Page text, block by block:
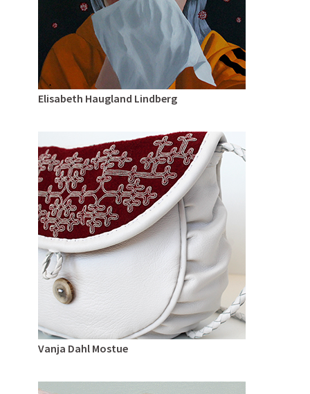
Elisabeth Haugland Lindberg
Vanja Dahl Mostue